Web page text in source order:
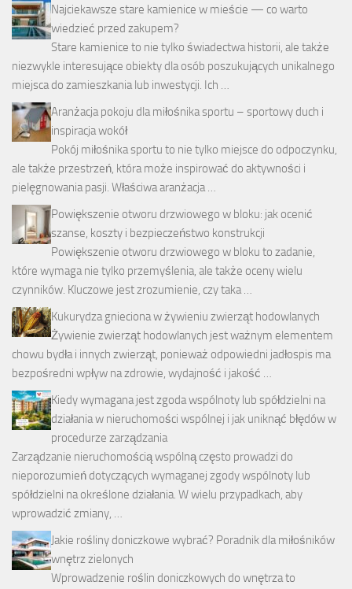
Najciekawsze stare kamienice w mieście — co warto
wiedzieć przed zakupem?
Stare kamienice to nie tylko świadectwa historii, ale także
niezwykle interesujące obiekty dla osób poszukujących unikalnego
miejsca do zamieszkania lub inwestycji. Ich …
Aranżacja pokoju dla miłośnika sportu – sportowy duch i
inspiracja wokół
Pokój miłośnika sportu to nie tylko miejsce do odpoczynku,
ale także przestrzeń, która może inspirować do aktywności i
pielęgnowania pasji. Właściwa aranżacja …
Powiększenie otworu drzwiowego w bloku: jak ocenić
szanse, koszty i bezpieczeństwo konstrukcji
Powiększenie otworu drzwiowego w bloku to zadanie,
które wymaga nie tylko przemyślenia, ale także oceny wielu
czynników. Kluczowe jest zrozumienie, czy taka …
Kukurydza gnieciona w żywieniu zwierząt hodowlanych
Żywienie zwierząt hodowlanych jest ważnym elementem
chowu bydła i innych zwierząt, ponieważ odpowiedni jadłospis ma
bezpośredni wpływ na zdrowie, wydajność i jakość …
Kiedy wymagana jest zgoda wspólnoty lub spółdzielni na
działania w nieruchomości wspólnej i jak uniknąć błędów w
procedurze zarządzania
Zarządzanie nieruchomością wspólną często prowadzi do
nieporozumień dotyczących wymaganej zgody wspólnoty lub
spółdzielni na określone działania. W wielu przypadkach, aby
wprowadzić zmiany, …
Jakie rośliny doniczkowe wybrać? Poradnik dla miłośników
wnętrz zielonych
Wprowadzenie roślin doniczkowych do wnętrza to